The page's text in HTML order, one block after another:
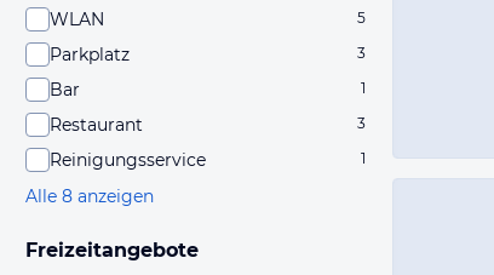
WLAN 5
Parkplatz 3
Bar 1
Restaurant 3
Reinigungsservice 1
Alle 8 anzeigen
Freizeitangebote